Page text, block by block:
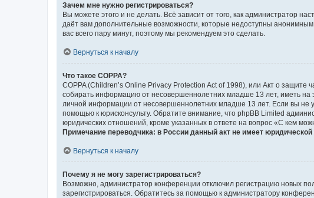
Зачем мне нужно регистрироваться?
Вы можете этого и не делать. Всё зависит от того, как администратор
даёт вам дополнительные возможности, которые недоступны
вас всего пару минут, поэтому мы рекомендуем это сделать.
Вернуться к началу
Что такое COPPA?
COPPA (Children’s Online Privacy Protection Act of 1998), или Акт о
собирать информацию от несовершеннолетних младше 13 лет, иметь на
личной информации от несовершеннолетних младше 13 лет. Если вы не
помощью к юрисконсульту. Обратите внимание, что phpBB Limited
юридических отношений, кроме указанных в ответе на вопрос «С кем
Примечание переводчика: в России данный акт не имеет
Вернуться к началу
Почему я не могу зарегистрироваться?
Возможно, администратор конференции отключил регистрацию новых
зарегистрироваться. Обратитесь за помощью к администратору